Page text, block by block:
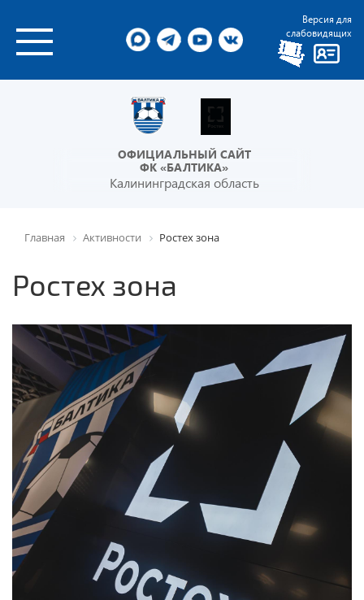
Версия для
слабовидящих
ОФИЦИАЛЬНЫЙ САЙТ
ФК «БАЛТИКА»
Калининградская область
Главная Активности Ростех зона
Ростех зона